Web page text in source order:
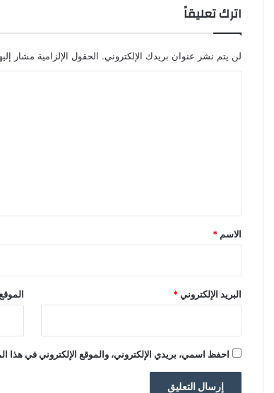
اترك تعليقاً
لن يتم نشر عنوان بريدك الإلكتروني. الحقول الإلزامية مشار
*
الاسم *
البريد الإلكتروني*
احفظ اسمي، بريدي الإلكتروني، والموقع الإلكتروني في هذا